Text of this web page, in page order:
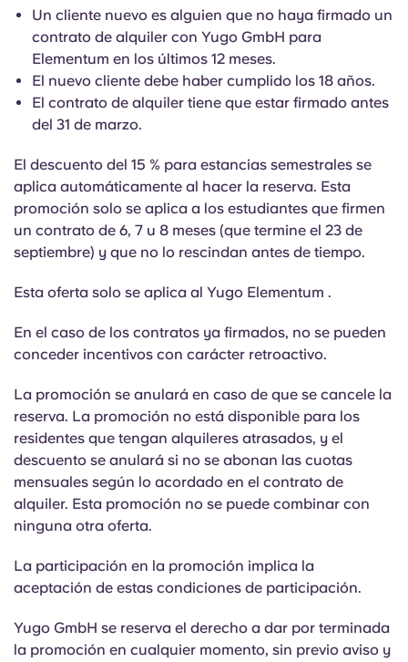
English (US)
Chinese
Català
Deutsch
French
Elige una ciudad
Elige una residencia
Iniciar sesión
Un cliente nuevo es alguien que no haya firmado un
contrato de alquiler con Yugo GmbH para
Elementum en los últimos 12 meses.
El nuevo cliente debe haber cumplido los 18 años.
El contrato de alquiler tiene que estar firmado antes
del 31 de marzo.
El descuento del 15 % para estancias semestrales se
aplica automáticamente al hacer la reserva. Esta
promoción solo se aplica a los estudiantes que firmen
un contrato de 6, 7 u 8 meses (que termine el 23 de
septiembre) y que no lo rescindan antes de tiempo.
Esta oferta solo se aplica al Yugo Elementum .
En el caso de los contratos ya firmados, no se pueden
conceder incentivos con carácter retroactivo.
La promoción se anulará en caso de que se cancele la
reserva. La promoción no está disponible para los
residentes que tengan alquileres atrasados, y el
descuento se anulará si no se abonan las cuotas
mensuales según lo acordado en el contrato de
alquiler. Esta promoción no se puede combinar con
ninguna otra oferta.
La participación en la promoción implica la
aceptación de estas condiciones de participación.
Yugo GmbH se reserva el derecho a dar por terminada
la promoción en cualquier momento, sin previo aviso y